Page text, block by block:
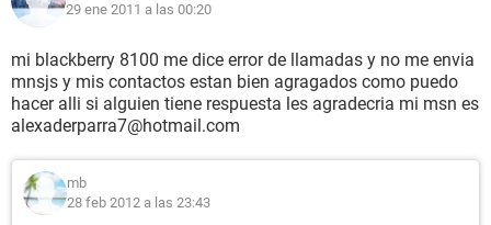
29 ene 2011 a las 00:20
mi blackberry 8100 me dice error de llamadas y no me envia
mnsjs y mis contactos estan bien agragados como puedo
hacer alli si alguien tiene respuesta les agradecria mi msn es
alexaderparra7@hotmail.com
mb
28 feb 2012 a las 23:43